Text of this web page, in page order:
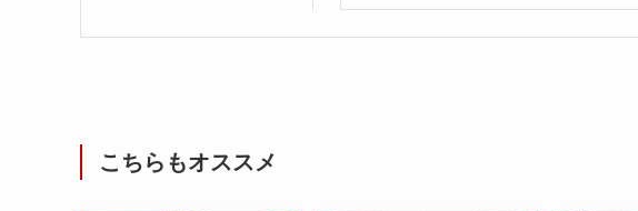
こちらもオススメ